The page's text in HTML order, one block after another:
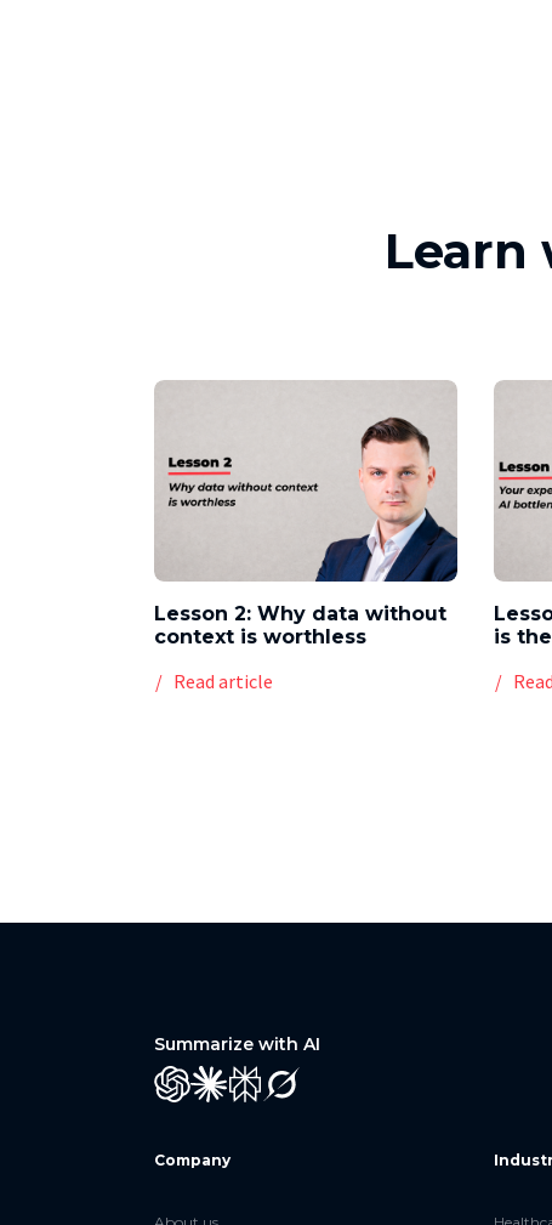
Learn
Lesson 2: Why data without
context is worthless
Read article
is
Summarize with AI
GPT ClaudePerplexity
Grok
Company